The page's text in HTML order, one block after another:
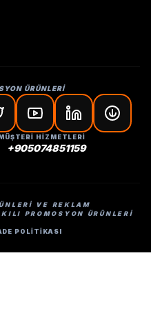
ÜRÜNLERİ
HİZMETLERİ
+905074851159
VE REKLAM
PROMOSYON ÜRÜNLERI
POLİTİKASI